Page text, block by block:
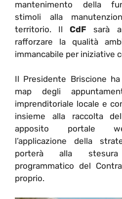
mantenimento della
stimoli alla
territorio. IlCdF sarà
rafforzare la qualità
immancabile per iniziative
Il Presidente Briscione
map degli
imprenditoriale locale e
insieme alla raccolta
apposito portale
l’applicazione della
porterà alla
programmatico del
proprio.